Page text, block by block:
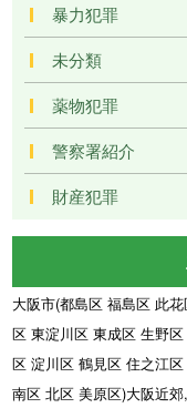
暴力犯罪
未分類
薬物犯罪
警察署紹介
財産犯罪
大阪市(都島区 福島区 此
区 東淀川区 東成区 生野
区 淀川区 鶴見区 住之江
南区 北区 美原区)大阪近